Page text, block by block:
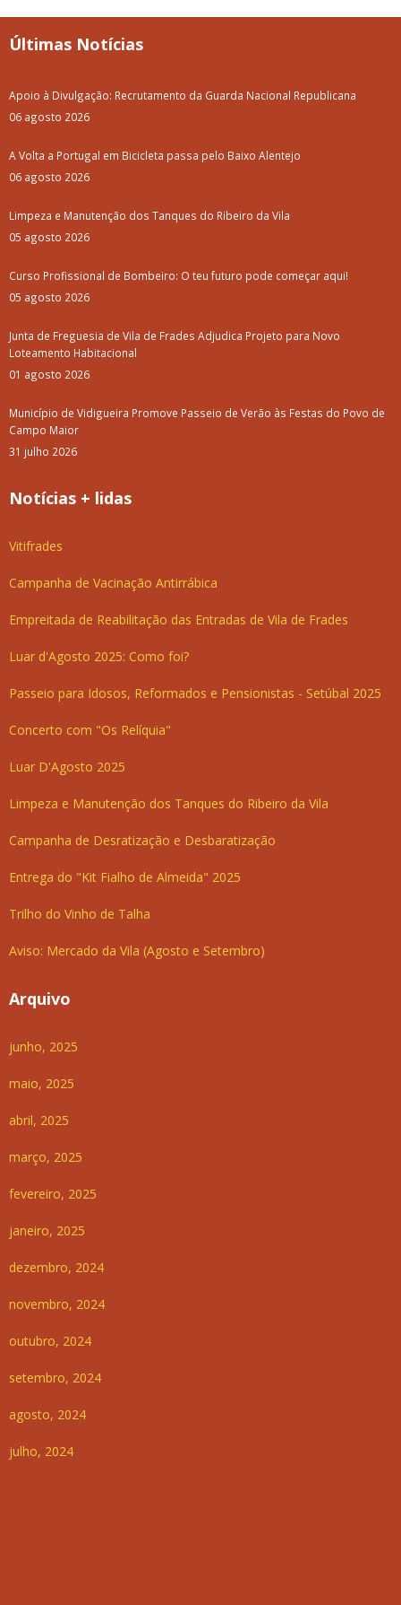
Últimas Notícias
Apoio à Divulgação: Recrutamento da Guarda Nacional Republicana
06 agosto 2026
A Volta a Portugal em Bicicleta passa pelo Baixo Alentejo
06 agosto 2026
Limpeza e Manutenção dos Tanques do Ribeiro da Vila
05 agosto 2026
Curso Profissional de Bombeiro: O teu futuro pode começar aqui!
05 agosto 2026
Junta de Freguesia de Vila de Frades Adjudica Projeto para Novo
Loteamento Habitacional
01 agosto 2026
Município de Vidigueira Promove Passeio de Verão às Festas do Povo de
Campo Maior
31 julho 2026
Notícias + lidas
Vitifrades
Campanha de Vacinação Antirrábica
Empreitada de Reabilitação das Entradas de Vila de Frades
Luar d'Agosto 2025: Como foi?
Passeio para Idosos, Reformados e Pensionistas - Setúbal 2025
Concerto com "Os Relíquia"
Luar D'Agosto 2025
Limpeza e Manutenção dos Tanques do Ribeiro da Vila
Campanha de Desratização e Desbaratização
Entrega do "Kit Fialho de Almeida" 2025
Trilho do Vinho de Talha
Aviso: Mercado da Vila (Agosto e Setembro)
Arquivo
junho, 2025
maio, 2025
abril, 2025
março, 2025
fevereiro, 2025
janeiro, 2025
dezembro, 2024
novembro, 2024
outubro, 2024
setembro, 2024
agosto, 2024
julho, 2024